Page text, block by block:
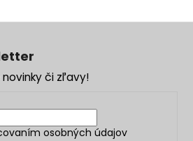
či zľavy!
osobných údajov